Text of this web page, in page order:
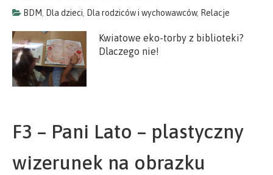
BDM, Dla dzieci, Dla rodziców i wychowawców, Relacje
Kwiatowe eko-torby z biblioteki?
Dlaczego nie!
F3 – Pani Lato – plastyczny
wizerunek na obrazku